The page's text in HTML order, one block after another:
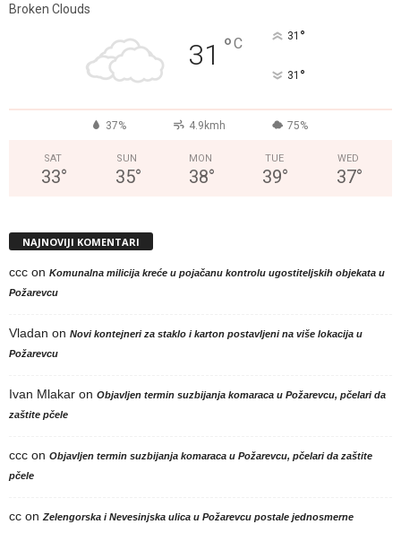
Broken Clouds
31 °C 31 °
31 °
37% 4.9kmh 75%
SAT
33°
SUN
35°
MON
38°
TUE
39°
WED
37°
NAJNOVIJI KOMENTARI
ccc on Komunalna milicija kreće u pojačanu kontrolu ugostiteljskih objekata u
Požarevcu
Vladan on Novi kontejneri za staklo i karton postavljeni na više lokacija u
Požarevcu
Ivan Mlakar on Objavljen termin suzbijanja komaraca u Požarevcu, pčelari da
zaštite pčele
ccc on Objavljen termin suzbijanja komaraca u Požarevcu, pčelari da zaštite
pčele
cc on Zelengorska i Nevesinjska ulica u Požarevcu postale jednosmerne